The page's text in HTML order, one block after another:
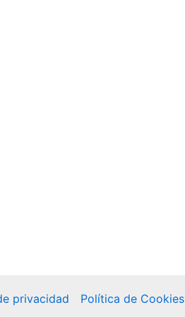
privacidad Política de Cookies